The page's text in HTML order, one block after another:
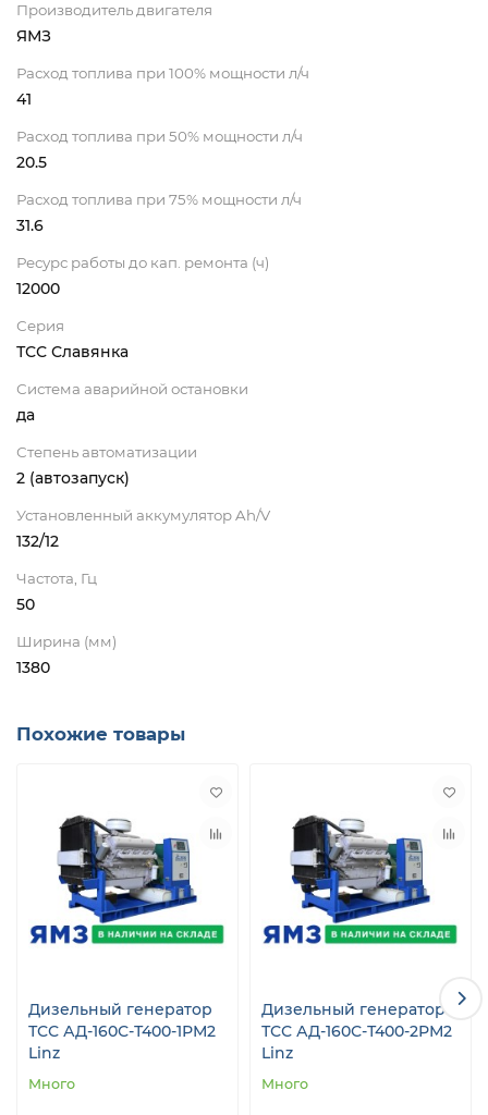
Производитель двигателя
ЯМЗ
Расход топлива при 100% мощности л/ч
41
Расход топлива при 50% мощности л/ч
20.5
Расход топлива при 75% мощности л/ч
31.6
Ресурс работы до кап. ремонта (ч)
12000
Серия
ТСС Славянка
Система аварийной остановки
да
Степень автоматизации
2 (автозапуск)
Установленный аккумулятор Ah/V
132/12
Частота, Гц
50
Ширина (мм)
1380
Похожие товары
Дизельный генератор
ТСС АД-160С-Т400-1РМ2
Linz
Много
Дизельный генератор
ТСС АД-160С-Т400-2РМ2
Linz
Много